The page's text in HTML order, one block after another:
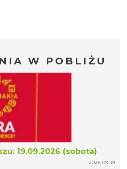
W POBLIŻU
19.09.2026 (sobota)
2026-09-19